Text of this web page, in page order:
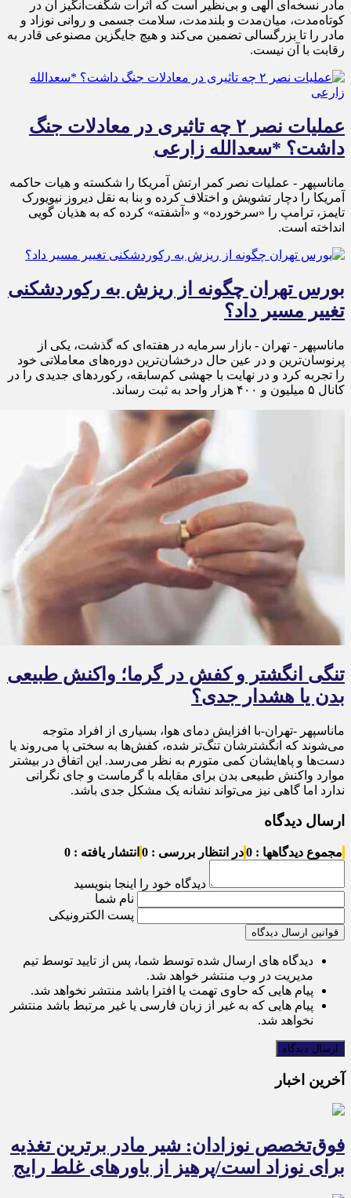
مادر نسخه‌ای الهی و بی‌نظیر است که اثرات شگفت‌انگیز آن در
کوتاه‌مدت، میان‌مدت و بلندمدت، سلامت جسمی و روانی نوزاد و
مادر را تا بزرگسالی تضمین می‌کند و هیچ جایگزین مصنوعی قادر به
رقابت با آن نیست.
عملیات نصر ۲ چه تاثیری در معادلات جنگ
داشت؟ *سعدالله زارعی
ماناسپهر - عملیات نصر کمر ارتش آمریکا را شکسته و هیات حاکمه
آمریکا را دچار تشویش و اختلاف کرده و بنا به نقل دیروز نیویورک
تایمز، ترامپ را «سرخورده» و «آشفته» کرده که به هذیان گویی
انداخته است.
بورس تهران چگونه از ریزش به رکوردشکنی
تغییر مسیر داد؟
ماناسپهر - تهران - بازار سرمایه در هفته‌ای که گذشت، یکی از
پرنوسان‌ترین و در عین حال درخشان‌ترین دوره‌های معاملاتی خود
را تجربه کرد و در نهایت با جهشی کم‌سابقه، رکوردهای جدیدی را در
کانال ۵ میلیون و ۴۰۰ هزار واحد به ثبت رساند.
تنگی انگشتر و کفش در گرما؛ واکنش طبیعی
بدن یا هشدار جدی؟
ماناسپهر -تهران-با افزایش دمای هوا، بسیاری از افراد متوجه
می‌شوند که انگشترشان تنگ‌تر شده، کفش‌ها به سختی پا می‌روند یا
دست‌ها و پاهایشان کمی متورم به نظر می‌رسد. این اتفاق در بیشتر
موارد واکنش طبیعی بدن برای مقابله با گرماست و جای نگرانی
ندارد اما گاهی نیز می‌تواند نشانه یک مشکل جدی باشد.
ارسال دیدگاه
مجموع دیدگاهها : 0 در انتظار بررسی : 0 انتشار یافته : 0
دیدگاه خود را اینجا بنویسید
نام شما
پست الکترونیکی
قوانین ارسال دیدگاه
دیدگاه های ارسال شده توسط شما، پس از تایید توسط تیم
مدیریت در وب منتشر خواهد شد.
پیام هایی که حاوی تهمت یا افترا باشد منتشر نخواهد شد.
پیام هایی که به غیر از زبان فارسی یا غیر مرتبط باشد منتشر
نخواهد شد.
آخرین اخبار
فوق‌تخصص نوزادان: شیر مادر برترین تغذیه
برای نوزاد است/پرهیز از باورهای غلط رایج